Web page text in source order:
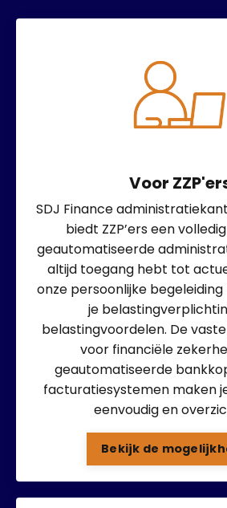
Voor
SDJ Finance
biedt ZZP’ers een
geautomatiseerde
altijd toegang hebt tot
onze persoonlijke
je
belastingvoordelen. De
voor financiële
geautomatiseerde
facturatiesystemen maken
eenvoudig en
Bekijk de